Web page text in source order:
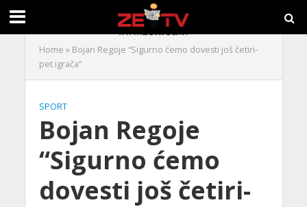
Home » Bojan Regoje “Sigurno ćemo dovesti još četiri-
pet igrača”
SPORT
Bojan Regoje
“Sigurno ćemo
dovesti još četiri-